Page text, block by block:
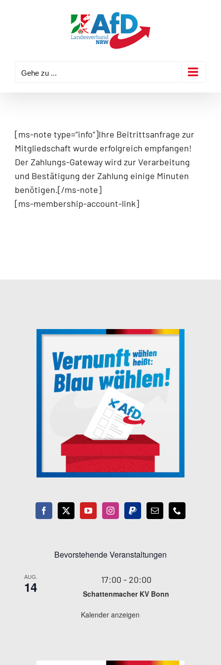
Gehe zu ...
[ms-note type=“info“]Ihre Beitrittsanfrage zur
Mitgliedschaft wurde erfolgreich empfangen!
Der Zahlungs-Gateway wird zur Verarbeitung
und Bestätigung der Zahlung einige Minuten
benötigen.[/ms-note]
[ms-membership-account-link]
Bevorstehende Veranstaltungen
AUG.
14 17:00 - 20:00
Schattenmacher KV Bonn
Kalender anzeigen